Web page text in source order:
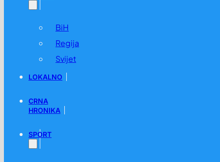
BiH
Regija
Svijet
LOKALNO
CRNA
HRONIKA
SPORT